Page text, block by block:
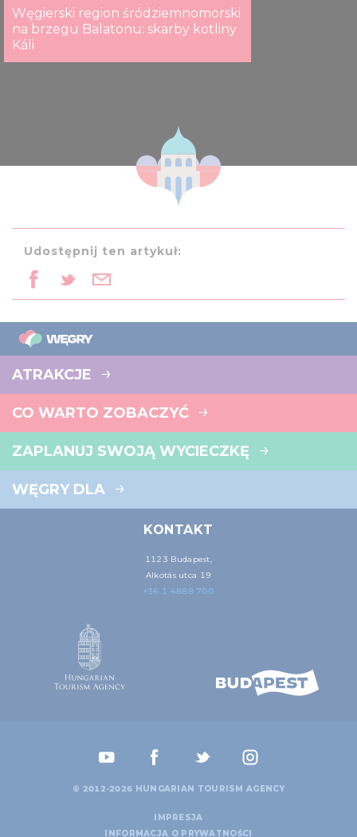
Węgierski region śródziemnomorski
na brzegu Balatonu: skarby kotliny
Káli
Udostępnij ten artykuł:
ATRAKCJE
CO WARTO ZOBACZYĆ
ZAPLANUJ SWOJĄ WYCIECZKĘ
WĘGRY DLA
KONTAKT
1123 Budapest,
Alkotás utca 19
+36 1 4888 700
© 2012-2026 HUNGARIAN TOURISM AGENCY
IMPRESJA
INFORMACJA O PRYWATNOŚCI